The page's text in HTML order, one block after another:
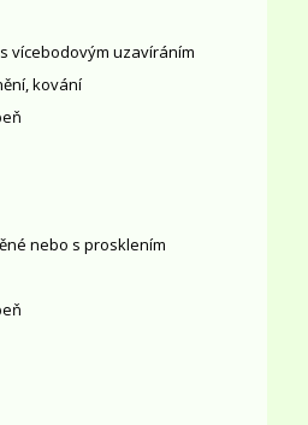
vícebodovým uzavíráním
kování
nebo s prosklením